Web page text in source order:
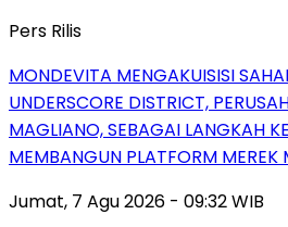
Pers Rilis
MONDEVITA MENGAKUISISI
UNDERSCORE DISTRICT,
MAGLIANO, SEBAGAI LANGKAH
MEMBANGUN PLATFORM MEREK
Jumat, 7 Agu 2026 - 09:32 WIB